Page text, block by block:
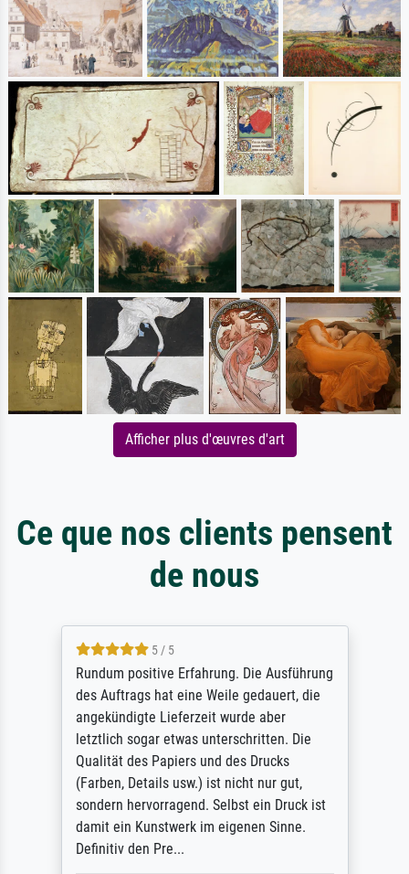
Afficher plus d'œuvres d'art
Ce que nos clients pensent
de nous
5 / 5
Rundum positive Erfahrung. Die Ausführung
des Auftrags hat eine Weile gedauert, die
angekündigte Lieferzeit wurde aber
letztlich sogar etwas unterschritten. Die
Qualität des Papiers und des Drucks
(Farben, Details usw.) ist nicht nur gut,
sondern hervorragend. Selbst ein Druck ist
damit ein Kunstwerk im eigenen Sinne.
Definitiv den Pre...